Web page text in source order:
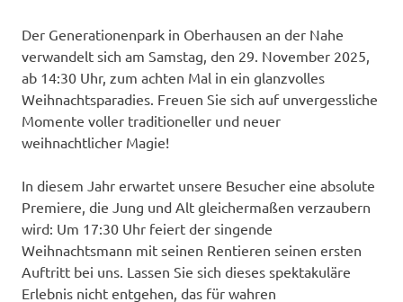
Der Generationenpark in Oberhausen an der Nahe
verwandelt sich am Samstag, den 29. November 2025,
ab 14:30 Uhr, zum achten Mal in ein glanzvolles
Weihnachtsparadies. Freuen Sie sich auf unvergessliche
Momente voller traditioneller und neuer
weihnachtlicher Magie!
In diesem Jahr erwartet unsere Besucher eine absolute
Premiere, die Jung und Alt gleichermaßen verzaubern
wird: Um 17:30 Uhr feiert der singende
Weihnachtsmann mit seinen Rentieren seinen ersten
Auftritt bei uns. Lassen Sie sich dieses spektakuläre
Erlebnis nicht entgehen, das für wahren